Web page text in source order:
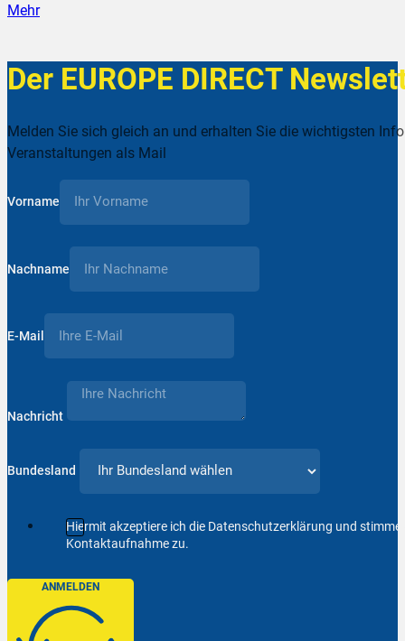
Mehr
Der EUROPE DIRECT
Melden Sie sich gleich an und erhalten Sie die wichtigsten
Veranstaltungen als Mail
Vorname
Nachname
E-Mail
Nachricht
Bundesland
Hiermit akzeptiere ich die Datenschutzerklärung und
Kontaktaufnahme zu.
ANMELDEN